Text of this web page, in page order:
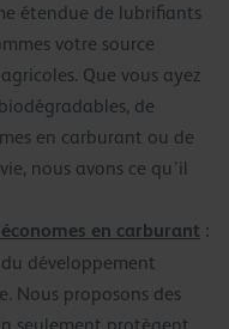
étendue de lubrifiants
votre source
Que vous ayez
de
en carburant ou de
nous avons ce qu’il
en carburant :
développement
Nous proposons des